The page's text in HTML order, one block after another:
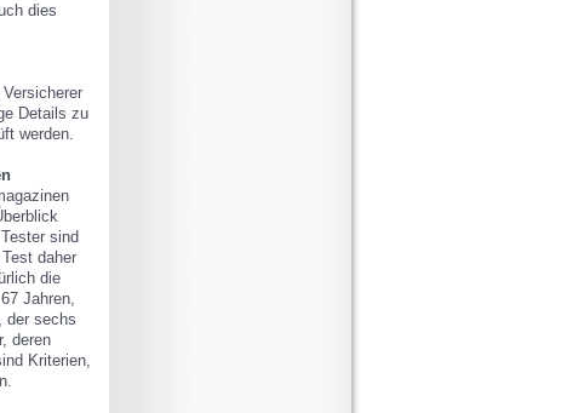
dies
Details zu
werden.
sind
daher
die
Jahren,
der sechs
deren
Kriterien,